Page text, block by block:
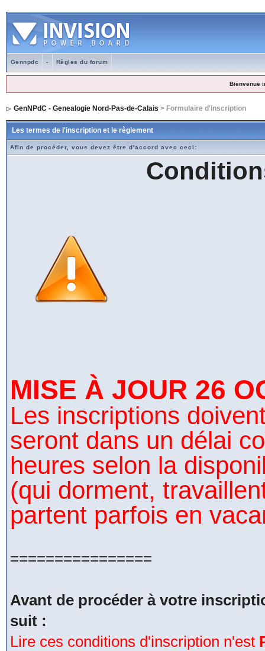
Gennpdc - Règles du forum
Bienvenue
GenNPdC - Genealogie Nord-Pas-de-Calais > Formulaire d'inscription
Les termes de l'inscription et le règlement
Afin de procéder, vous devez être d'accord avec ceci:
MISE À JOUR 26
Les inscriptions
seront dans un délai
heures selon la
(qui dorment,
partent parfois en
================
Avant de procéder à votre
suit :
Lire ces conditions d'inscription n'est